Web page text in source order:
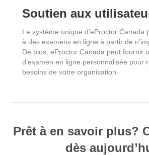
Soutien aux
Le système unique d’eProctor Canada
à des examens en ligne à partir de
De plus, eProctor Canada peut fournir
d’examen en ligne personnalisée pour
besoins de votre organisation.
Prêt à en savoir plus?
dès